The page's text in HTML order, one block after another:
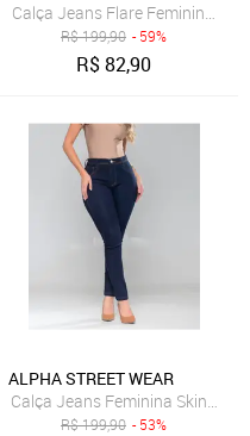
Azul-Marinho
Calça Jeans Flare Feminina
R$199,90 - 59%
R$82,90
Azul-Marinho
ALPHA STREET WEAR
Calça Jeans Feminina Skinny
R$199,90 - 53%